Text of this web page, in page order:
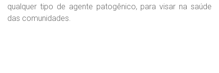
qualquer tipo de agente patogênico, para visar na saúde
das comunidades.